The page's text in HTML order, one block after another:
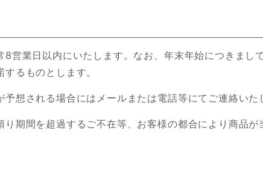
営業日以内にいたします。なお、年末年始につきまし
るものとします。
想される場合にはメールまたは電話等にてご連絡いた
期間を超過するご不在等、お客様の都合により商品が